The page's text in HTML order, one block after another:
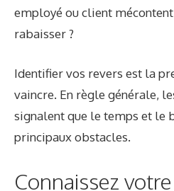
employé ou client
rabaisser ?
Identifier vos revers est la
vaincre. En règle générale,
signalent que le temps et le
principaux obstacles.
Connaissez